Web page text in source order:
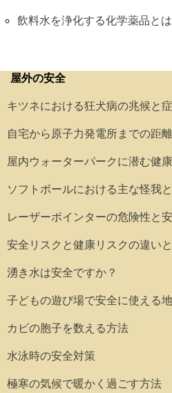
飲料水を浄化する化学薬品とは
屋外の安全
キツネにおける狂犬病の兆候と
自宅から原子力発電所までの距
屋内ウォーターパークに潜む健
ソフトボールにおける主な怪我
レーザーポインターの危険性と
安全リスクと健康リスクの違い
湧き水は安全ですか？
子どもの遊び場で安全に使える
カビの胞子を数える方法
水泳時の安全対策
極寒の気候で暖かく過ごす方法